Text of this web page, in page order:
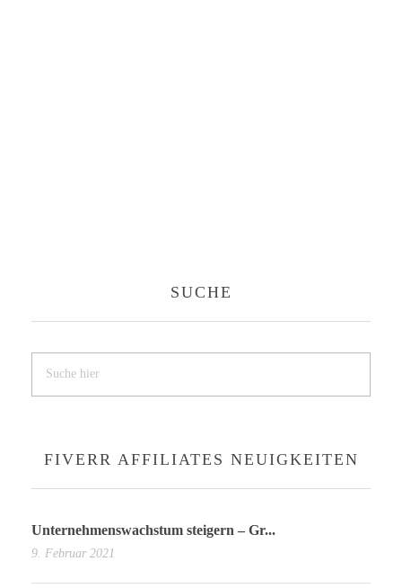
SUCHE
FIVERR AFFILIATES NEUIGKEITEN
Unternehmenswachstum steigern – Gr...
9. Februar 2021